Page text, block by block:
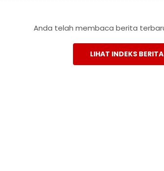
Anda telah membaca berita
LIHAT INDEKS BERITA